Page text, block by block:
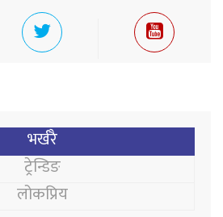
भर्खरै
ट्रेन्डिङ
लोकप्रिय